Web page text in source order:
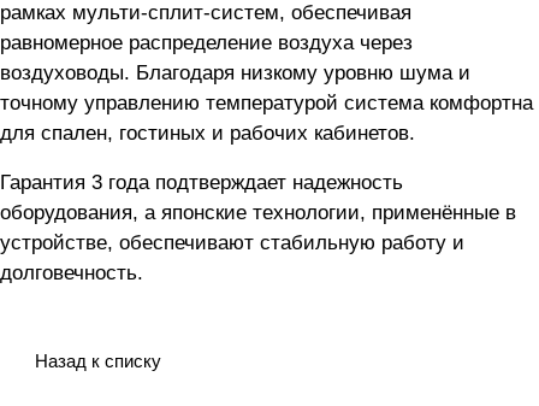
рамках мульти-сплит-систем, обеспечивая
равномерное распределение воздуха через
воздуховоды. Благодаря низкому уровню шума и
точному управлению температурой система комфортна
для спален, гостиных и рабочих кабинетов.
Гарантия 3 года подтверждает надежность
оборудования, а японские технологии, применённые в
устройстве, обеспечивают стабильную работу и
долговечность.
Назад к списку